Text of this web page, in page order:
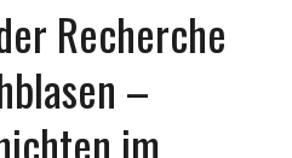
Recherche
–
im